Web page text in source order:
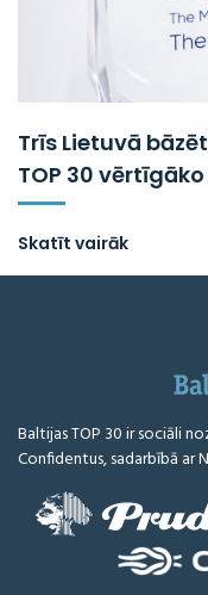
Trīs Lietuvā
TOP 30
Skatīt vairāk
Baltijas TOP 30 ir sociāli
Confidentus, sadarbībā ar